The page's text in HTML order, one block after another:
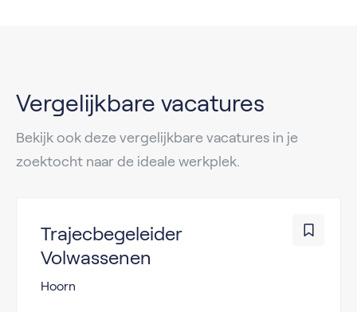
Vergelijkbare vacatures
Bekijk ook deze vergelijkbare vacatures in je
zoektocht naar de ideale werkplek.
Trajecbegeleider
Volwassenen
Hoorn